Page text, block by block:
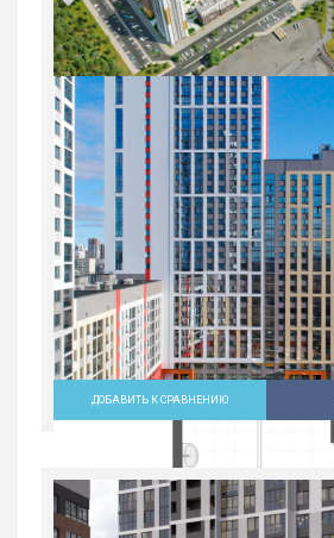
1-комн. квартира в ЖК
LIFE»
Россия, Свердловская
Екатеринбург
8 713 800 руб.
1 25/25 37.4 м 2
ДОБАВИТЬ К СРАВНЕНИЮ